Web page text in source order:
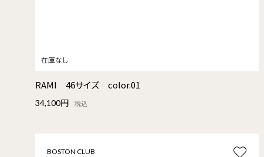
RAMI 46サイズ color.01
34,100円 税込
BOSTON CLUB